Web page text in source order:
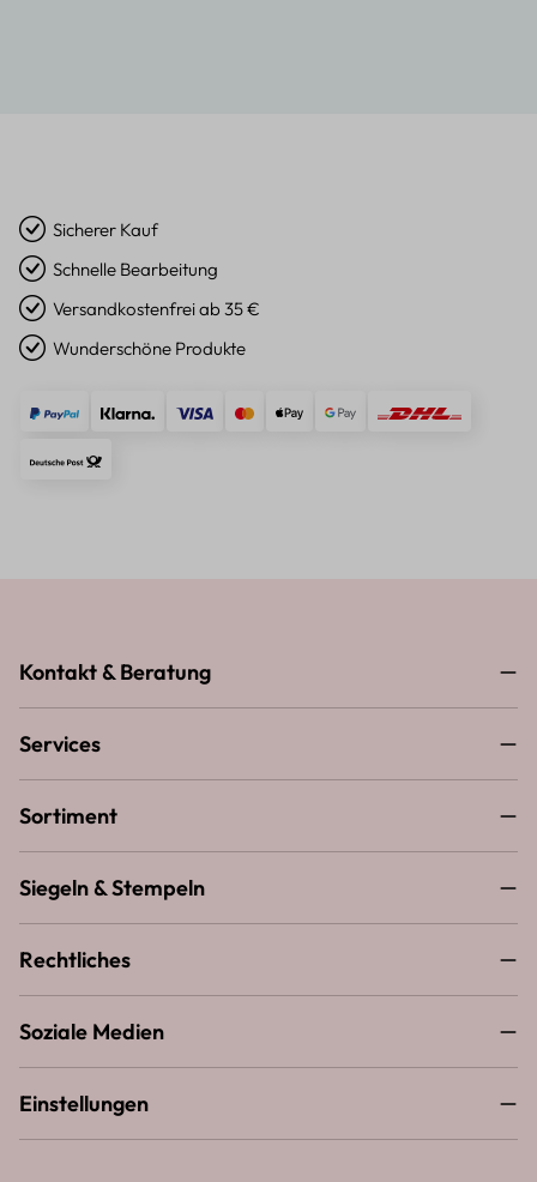
Sicherer Kauf
Schnelle Bearbeitung
Versandkostenfrei ab 35 €
Wunderschöne Produkte
Kontakt & Beratung
Services
Sortiment
Siegeln & Stempeln
Rechtliches
Soziale Medien
Einstellungen